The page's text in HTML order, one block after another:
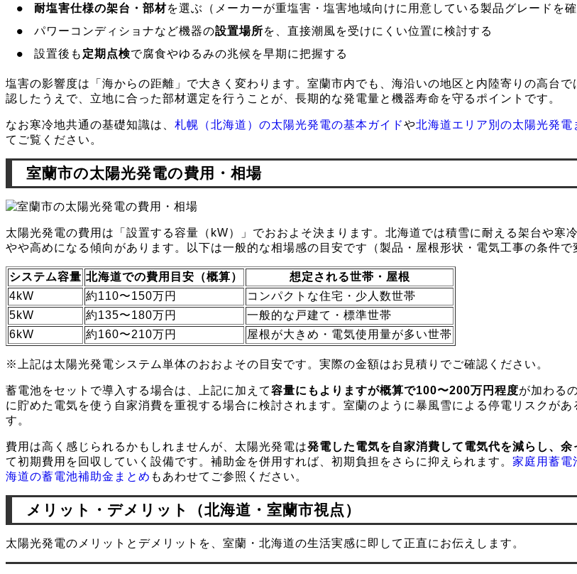
耐塩害仕様の架台・部材を選ぶ（メーカーが重塩害・塩害地域向けに用意している製品グレードを確
パワーコンディショナなど機器の設置場所を、直接潮風を受けにくい位置に検討する
設置後も 定期点検で腐食やゆるみの兆候を早期に把握する
塩害の影響度は「海からの距離」で大きく変わります。室蘭市内でも、海沿いの地区と内陸寄りの高台
認したうえで、立地に合った部材選定を行うことが、長期的な発電量と機器寿命を守るポイントです。
なお寒冷地共通の基礎知識は、 札幌（北海道）の太陽光発電の基本ガイドや北海道エリア別の太陽光発電
てご覧ください。
室蘭市の太陽光発電の費用・相場
太陽光発電の費用は「設置する容量（kW）」でおおよそ決まります。北海道では積雪に耐える架台や寒
やや高めになる傾向があります。以下は一般的な相場感の目安です（製品・屋根形状・電気工事の条件で
システム容量 北海道での費用目安（概算）
想定される世帯・屋根
4kW
約110〜150万円
コンパクトな住宅・少人数世帯
5kW
約135〜180万円
一般的な戸建て・標準世帯
6kW
約160〜210万円 屋根が大きめ・電気使用量が多い世帯
※上記は太陽光発電システム単体のおおよその目安です。実際の金額はお見積りでご確認ください。
蓄電池をセットで導入する場合は、上記に加えて容量にもよりますが概算で100〜200万円程度が加わる
に貯めた電気を使う自家消費を重視する場合に検討されます。室蘭のように暴風雪による停電リスクが
す。
費用は高く感じられるかもしれませんが、太陽光発電は発電した電気を自家消費して電気代を減らし、余
て初期費用を回収していく設備です。補助金を併用すれば、初期負担をさらに抑えられます。 家庭用蓄電
海道の蓄電池補助金まとめ もあわせてご参照ください。
メリット・デメリット（北海道・室蘭市視点）
太陽光発電のメリットとデメリットを、室蘭・北海道の生活実感に即して正直にお伝えします。